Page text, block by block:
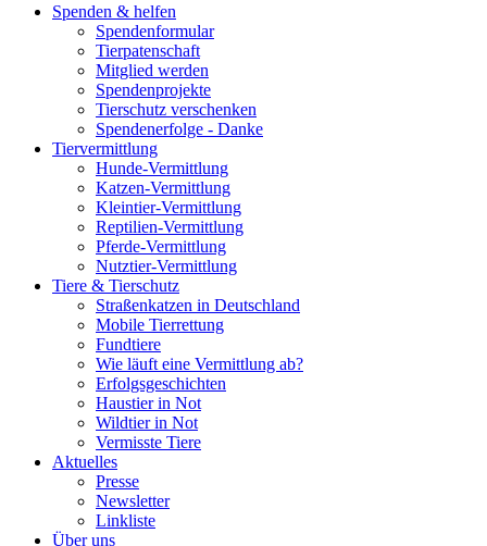
Spenden & helfen
Spendenformular
Tierpatenschaft
Mitglied werden
Spendenprojekte
Tierschutz verschenken
Spendenerfolge - Danke
Tiervermittlung
Hunde-Vermittlung
Katzen-Vermittlung
Kleintier-Vermittlung
Reptilien-Vermittlung
Pferde-Vermittlung
Nutztier-Vermittlung
Tiere & Tierschutz
Straßenkatzen in Deutschland
Mobile Tierrettung
Fundtiere
Wie läuft eine Vermittlung ab?
Erfolgsgeschichten
Haustier in Not
Wildtier in Not
Vermisste Tiere
Aktuelles
Presse
Newsletter
Linkliste
Über uns